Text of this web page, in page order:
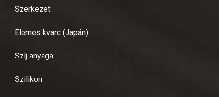
Szerkezet:
Elemes kvarc (Japán)
Szíj anyaga:
Szilikon